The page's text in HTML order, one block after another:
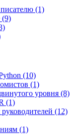
(1)
(9)
(10)
(1)
уровня (8)
(1)
(12)
(1)